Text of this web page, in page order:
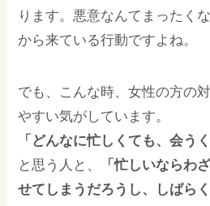
ります。悪意なんてまったく
から来ている行動ですよね。
でも、こんな時、女性の方の
やすい気がしています。
「どんなに忙しくても、会う
と思う人と、
「忙しいならわ
せてしまうだろうし、しばら